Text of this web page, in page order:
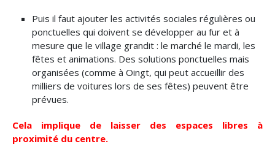
Puis il faut ajouter les activités sociales régulières ou
ponctuelles qui doivent se développer au fur et à
mesure que le village grandit : le marché le mardi, les
fêtes et animations. Des solutions ponctuelles mais
organisées (comme à Oingt, qui peut accueillir des
milliers de voitures lors de ses fêtes) peuvent être
prévues.
Cela implique de laisser des espaces libres à
proximité du centre.